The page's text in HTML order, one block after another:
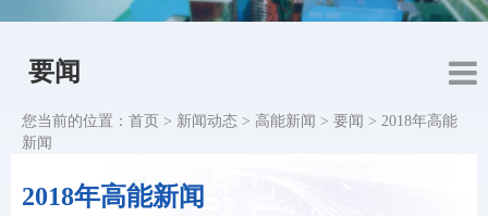
要闻
2018年高能新闻
您当前的位置： 首页 > 新闻动态 > 高能新闻 > 要闻 > 2018年高能
新闻